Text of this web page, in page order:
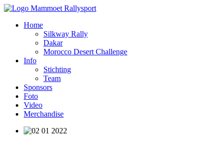
Home
Silkway Rally
Dakar
Morocco Desert Challenge
Info
Stichting
Team
Sponsors
Foto
Video
Merchandise